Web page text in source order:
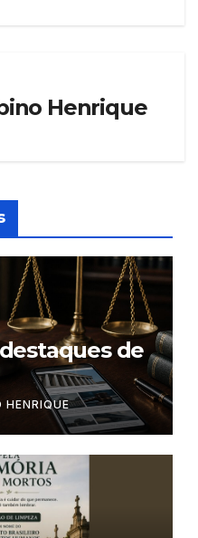
Henrique
de
HENRIQUE